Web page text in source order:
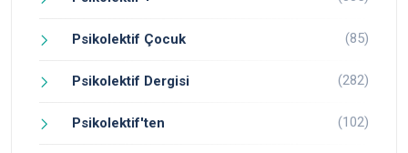
Psikolektif Çocuk (85)
Psikolektif Dergisi (282)
Psikolektif'ten (102)